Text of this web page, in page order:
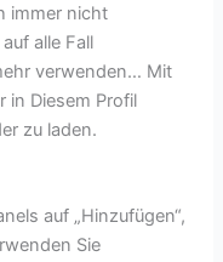
immer nicht
alle Fall
verwenden… Mit
in Diesem Profil
zu laden.
auf „Hinzufügen“,
Sie